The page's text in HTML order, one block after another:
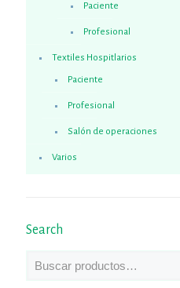
Paciente
Profesional
Textiles Hospitlarios
Paciente
Profesional
Salón de operaciones
Varios
Search